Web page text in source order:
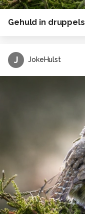
Gehuld in druppels
J JokeHulst